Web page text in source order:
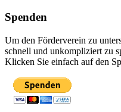
Spenden
Um den Förderverein zu
schnell und unkompliziert zu
Klicken Sie einfach auf den